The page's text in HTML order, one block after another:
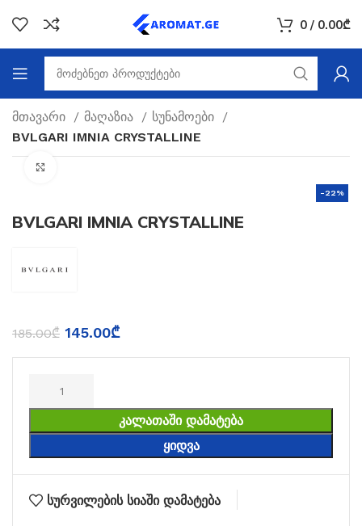
0 / 0.00₾
მთავარი მაღაზია
სუნამოები
BVLGARI IMNIA CRYSTALLINE
-22%
BVLGARI IMNIA CRYSTALLINE
185.00₾ 145.00₾
ᲙᲐᲚᲐᲗᲐᲨᲘ ᲓᲐᲛᲐᲢᲔᲑᲐ
ᲧᲘᲓᲕᲐ
სურვილების სიაში დამატება